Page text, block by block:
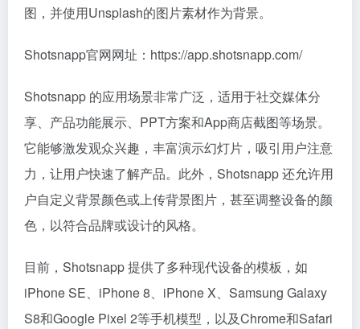
图，并使用Unsplash的图片素材作为背景。
Shotsnapp官网网址：https://app.shotsnapp.com/
Shotsnapp 的应用场景非常广泛，适用于社交媒体分
享、产品功能展示、PPT方案和App商店截图等场景。
它能够激发观众兴趣，丰富演示幻灯片，吸引用户注意
力，让用户快速了解产品。此外，Shotsnapp 还允许用
户自定义背景颜色或上传背景图片，甚至调整设备的颜
色，以符合品牌或设计的风格。
目前，Shotsnapp 提供了多种现代设备的模板，如
iPhone SE、iPhone 8、iPhone X、Samsung Galaxy
S8和Google Pixel 2等手机模型，以及Chrome和Safari